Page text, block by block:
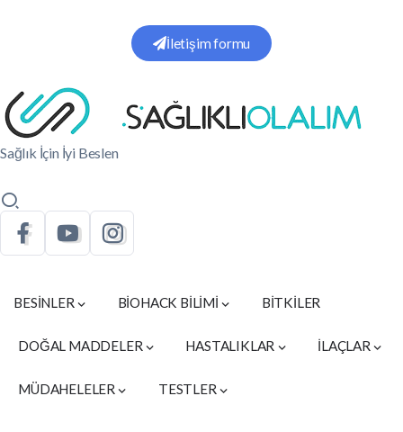
İletişim formu
Sağlık İçin İyi Beslen
BESİNLER BİOHACK BİLİMİ BİTKİLER
DOĞAL MADDELER HASTALIKLAR İLAÇLAR
MÜDAHELELER TESTLER